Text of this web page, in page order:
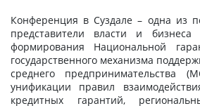
Конференция в Суздале – одна из
представители власти и бизнеса
формирования Национальной
государственного механизма
среднего предпринимательства
унификации правил
кредитных гарантий,